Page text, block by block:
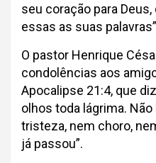
seu coração para Deus,
essas as suas
O pastor Henrique
condolências aos
Apocalipse 21:4, que
olhos toda lágrima.
tristeza, nem choro,
já passou”.